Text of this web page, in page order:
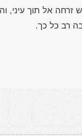
אל תוך עיני,